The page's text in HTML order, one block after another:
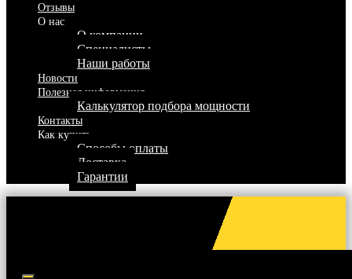
Отзывы
О нас
О компании
Специалисты
Наши работы
Новости
Полезная информация
Калькулятор подбора мощности
Контакты
Как купить
Способы оплаты
Доставка
Гарантии